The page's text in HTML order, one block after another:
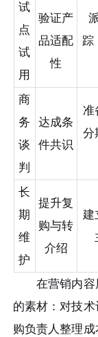
试
点
试
用
验证产
品适配
性
踪
商
务
谈
判
达成条
件共识
准
分
长
期
维
护
提升复
购与转
介绍
建
在营销内容
的素材：对技
购负责人整理